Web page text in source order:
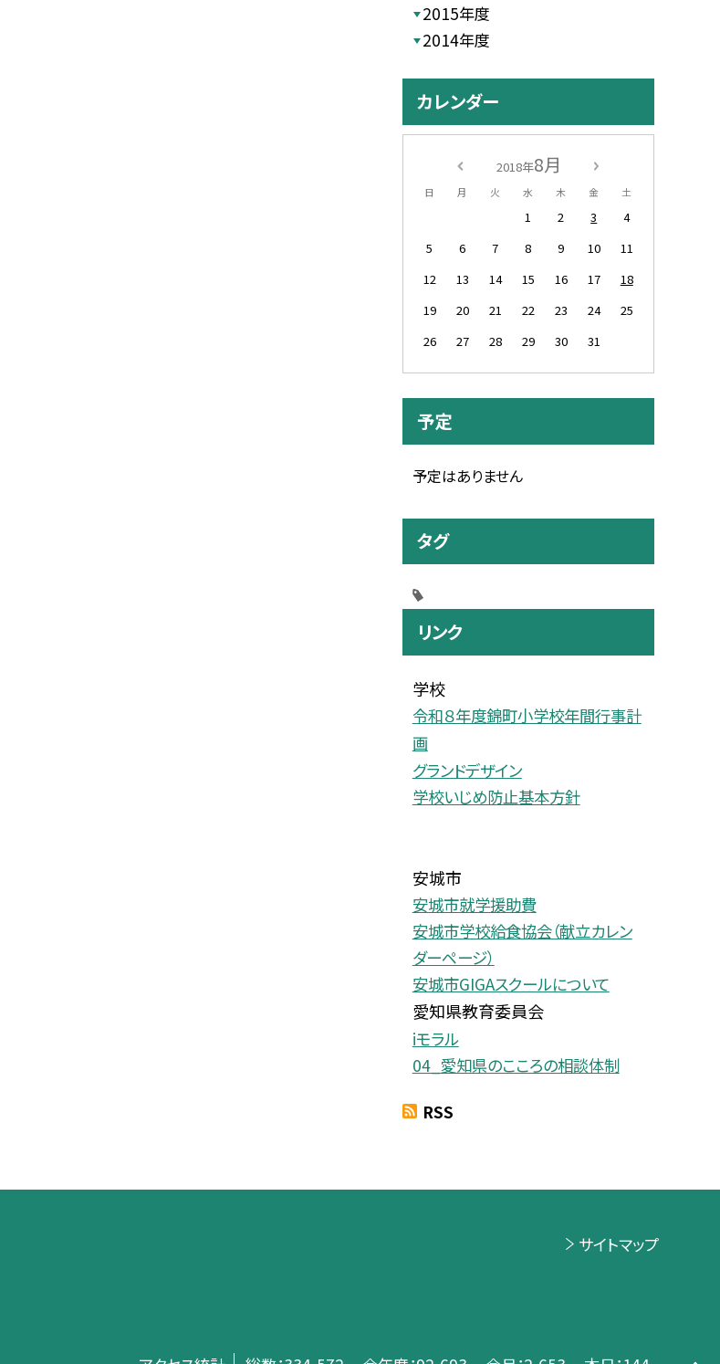
2015年度
2014年度
カレンダー
2018年8月
日 月 火 水 木 金 土
1 2 3
4
5
6 7 8 9 10
11
12
13 14 15 16 17
18
19
20 21 22 23 24
25
26
27 28 29 30 31
予定
予定はありません
タグ
リンク
学校
令和８年度錦町小学校年間行事計
画
グランドデザイン
学校いじめ防止基本方針
安城市
安城市就学援助費
安城市学校給食協会（献立カレン
ダーページ）
安城市GIGAスクールについて
愛知県教育委員会
iモラル
04_愛知県のこころの相談体制
RSS
サイトマップ